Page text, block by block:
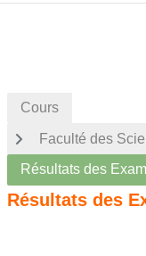
Cours
Faculté des
Résultats des
Résultats des